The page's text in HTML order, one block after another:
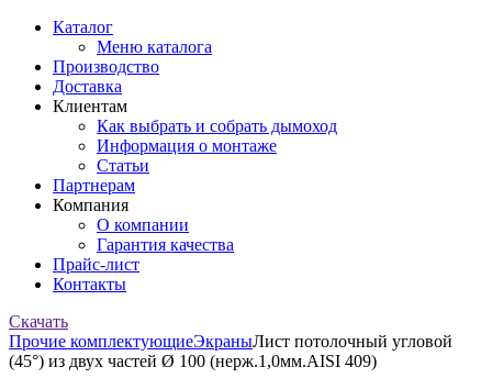
Каталог
Меню каталога
Производство
Доставка
Клиентам
Как выбрать и собрать дымоход
Информация о монтаже
Статьи
Партнерам
Компания
О компании
Гарантия качества
Прайс-лист
Контакты
Скачать
Прочие комплектующиеЭкраныЛист потолочный угловой
(45°) из двух частей Ø 100 (нерж.1,0мм.AISI 409)